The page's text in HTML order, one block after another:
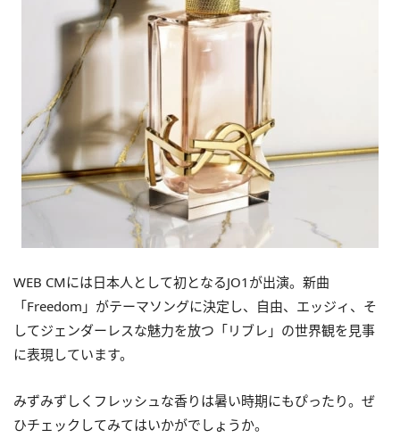
WEB CMには⽇本⼈として初となるJO1が出演。新曲
「Freedom」がテーマソングに決定し、自由、エッジィ、そ
してジェンダーレスな魅力を放つ「リブレ」の世界観を見事
に表現しています。
みずみずしくフレッシュな香りは暑い時期にもぴったり。ぜ
ひチェックしてみてはいかがでしょうか。